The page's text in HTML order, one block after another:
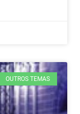
OUTROS TEMAS